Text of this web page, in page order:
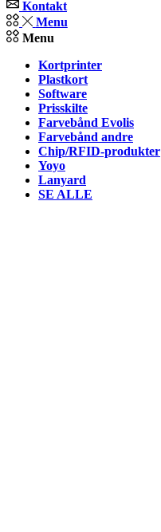
Kontakt
Menu
Menu
Kortprinter
Plastkort
Software
Prisskilte
Farvebånd Evolis
Farvebånd andre
Chip/RFID-produkter
Yoyo
Lanyard
SE ALLE